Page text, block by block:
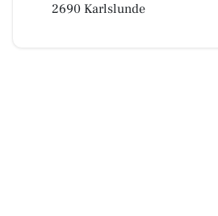
2690 Karlslunde